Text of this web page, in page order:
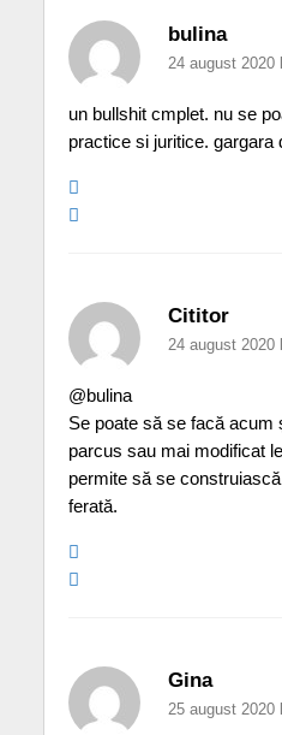
bulina
24 august 2020
un bullshit cmplet. nu se
practice si juritice. gargara
Cititor
24 august 2020
@bulina
Se poate să se facă acum
parcus sau mai modificat
permite să se
ferată.
Gina
25 august 2020